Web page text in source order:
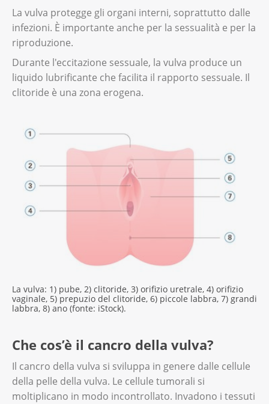
La vulva protegge gli organi interni, soprattutto dalle
infezioni. È importante anche per la sessualità e per la
riproduzione.
Durante l'eccitazione sessuale, la vulva produce un
liquido lubrificante che facilita il rapporto sessuale. Il
clitoride è una zona erogena.
La vulva: 1) pube, 2) clitoride, 3) orifizio uretrale, 4) orifizio
vaginale, 5) prepuzio del clitoride, 6) piccole labbra, 7) grandi
labbra, 8) ano (fonte: iStock).
Che cos’è il cancro della vulva?
Il cancro della vulva si sviluppa in genere dalle cellule
della pelle della vulva. Le cellule tumorali si
moltiplicano in modo incontrollato. Invadono i tessuti